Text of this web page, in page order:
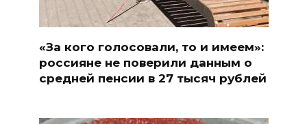
«За кого голосовали, то и имеем»:
россияне не поверили данным о
средней пенсии в 27 тысяч рублей